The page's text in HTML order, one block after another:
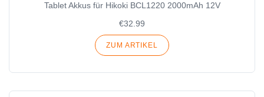
Tablet Akkus für Hikoki BCL1220 2000mAh 12V
€32.99
ZUM ARTIKEL